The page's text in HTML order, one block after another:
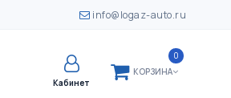
info@logaz-auto.ru
Кабинет
КОРЗИНА
0